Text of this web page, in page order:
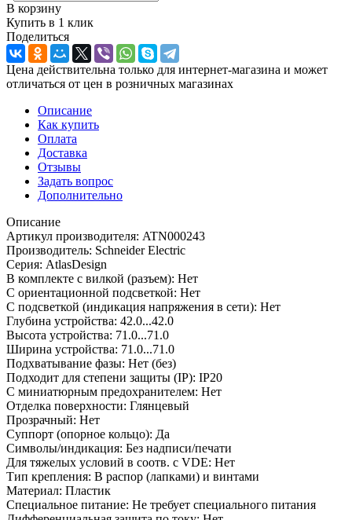
В корзину
Купить в 1 клик
Поделиться
Цена действительна только для интернет-магазина и может
отличаться от цен в розничных магазинах
Описание
Как купить
Оплата
Доставка
Отзывы
Задать вопрос
Дополнительно
Описание
Артикул производителя: ATN000243
Производитель: Schneider Electric
Серия: AtlasDesign
В комплекте с вилкой (разъем): Нет
С ориентационной подсветкой: Нет
С подсветкой (индикация напряжения в сети): Нет
Глубина устройства: 42.0...42.0
Высота устройства: 71.0...71.0
Ширина устройства: 71.0...71.0
Подхватывание фазы: Нет (без)
Подходит для степени защиты (IP): IP20
С миниатюрным предохранителем: Нет
Отделка поверхности: Глянцевый
Прозрачный: Нет
Суппорт (опорное кольцо): Да
Символы/индикация: Без надписи/печати
Для тяжелых условий в соотв. с VDE: Нет
Тип крепления: В распор (лапками) и винтами
Материал: Пластик
Специальное питание: Не требует специального питания